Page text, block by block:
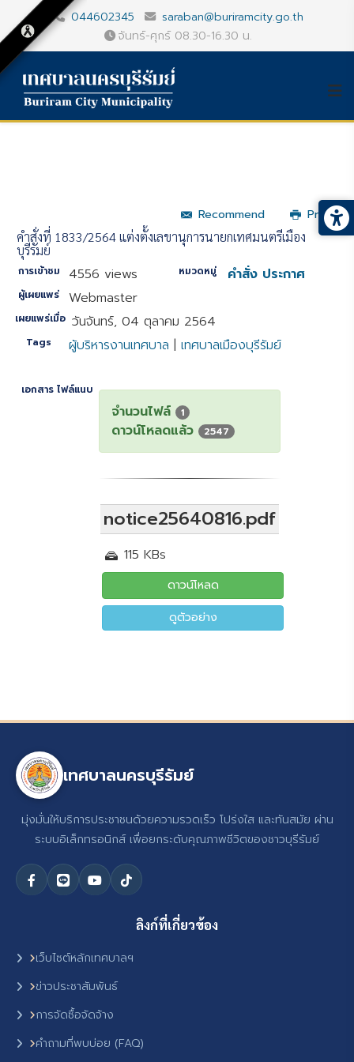
044602345
saraban@buriramcity.go.th
จันทร์-ศุกร์ 08.30-16.30 น.
Recommend
Print
คำสั่งที่ 1833/2564 แต่งตั้งเลขานุการนายกเทศมนตรีเมือง
บุรีรัมย์
การเข้าชม 4556 views หมวดหมู่ คำสั่ง ประกาศ
ผู้เผยแพร่ Webmaster
เผยแพร่เมื่อ วันจันทร์, 04 ตุลาคม 2564
Tags ผู้บริหารงานเทศบาล |เทศบาลเมืองบุรีรัมย์
เอกสาร ไฟล์แนบ
จำนวนไฟล์ 1
ดาวน์โหลดแล้ว 2547
notice25640816.pdf
115 KBs
ดาวน์โหลด
ดูตัวอย่าง
เทศบาลนครบุรีรัมย์
มุ่งมั่นให้บริการประชาชนด้วยความรวดเร็ว โปร่งใส และทันสมัย ผ่าน
ระบบอิเล็กทรอนิกส์ เพื่อยกระดับคุณภาพชีวิตของชาวบุรีรัมย์
ลิงก์ที่เกี่ยวข้อง
เว็บไซต์หลักเทศบาลฯ
ข่าวประชาสัมพันธ์
การจัดซื้อจัดจ้าง
คำถามที่พบบ่อย (FAQ)